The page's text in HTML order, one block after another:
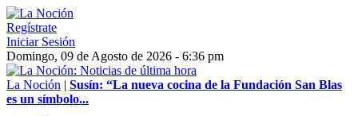
Regístrate
Iniciar Sesión
Domingo, 09 de Agosto de 2026 - 6:36 pm
La Noción | Susín: “La nueva cocina de la Fundación San Blas
es un símbolo...